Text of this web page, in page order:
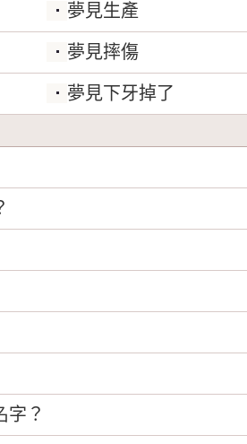
夢見生產
夢見摔傷
夢見下牙掉了
字？